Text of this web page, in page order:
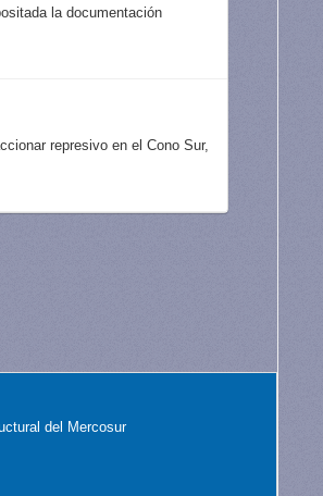
la documentación
represivo en el Cono Sur,
del Mercosur